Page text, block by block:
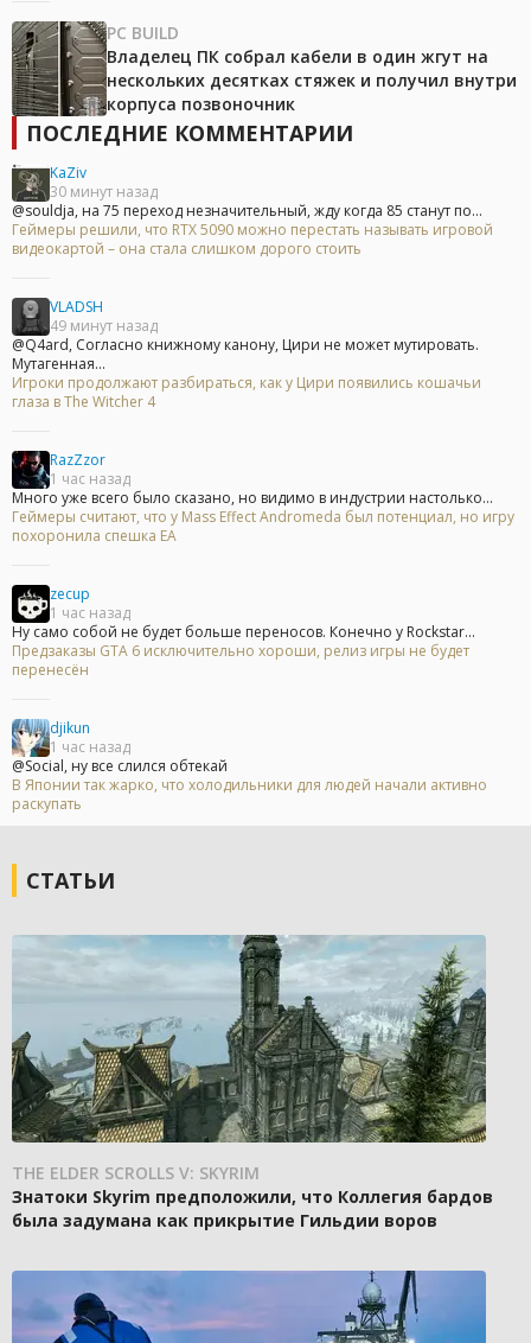
PC BUILD
Владелец ПК собрал кабели в один жгут на
нескольких десятках стяжек и получил внутри
корпуса позвоночник
ПОСЛЕДНИЕ КОММЕНТАРИИ
KaZiv
30 минут назад
@souldja, на 75 переход незначительный, жду когда 85 станут по...
Геймеры решили, что RTX 5090 можно перестать называть игровой
видеокартой – она стала слишком дорого стоить
VLADSH
49 минут назад
@Q4ard, Согласно книжному канону, Цири не может мутировать.
Мутагенная...
Игроки продолжают разбираться, как у Цири появились кошачьи
глаза в The Witcher 4
RazZzor
1 час назад
Много уже всего было сказано, но видимо в индустрии настолько...
Геймеры считают, что у Mass Effect Andromeda был потенциал, но игру
похоронила спешка EA
zecup
1 час назад
Ну само собой не будет больше переносов. Конечно у Rockstar...
Предзаказы GTA 6 исключительно хороши, релиз игры не будет
перенесён
djikun
1 час назад
@Social, ну все слился обтекай
В Японии так жарко, что холодильники для людей начали активно
раскупать
СТАТЬИ
THE ELDER SCROLLS V: SKYRIM
Знатоки Skyrim предположили, что Коллегия бардов
была задумана как прикрытие Гильдии воров